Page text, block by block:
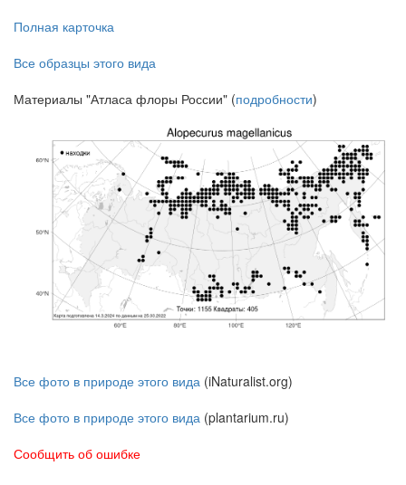
Полная карточка
Все образцы этого вида
Материалы "Атласа флоры России" (подробности)
Все фото в природе этого вида (iNaturalist.org)
Все фото в природе этого вида (plantarium.ru)
Сообщить об ошибке